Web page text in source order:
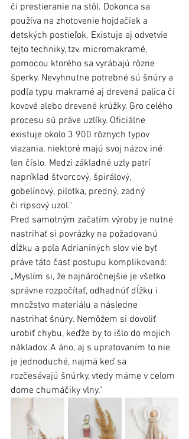
či prestieranie na stôl. Dokonca sa
používa na zhotovenie hojdačiek a
detských postieľok. Existuje aj odvetvie
tejto techniky, tzv. micromakramé,
pomocou ktorého sa vyrábajú rôzne
šperky. Nevyhnutne potrebné sú šnúry a
podľa typu makramé aj drevená palica či
kovové alebo drevené krúžky. Gro celého
procesu sú práve uzlíky. Oficiálne
existuje okolo 3 900 rôznych typov
viazania, niektoré majú svoj názov, iné
len číslo. Medzi základné uzly patrí
napríklad štvorcový, špirálový,
gobelínový, pilotka, predný, zadný
či ripsový uzol."
Pred samotným začatím výroby je nutné
nastrihať si povrázky na požadovanú
dĺžku a poľa Adrianiných slov vie byť
práve táto časť postupu komplikovaná:
„Myslím si, že najnáročnejšie je všetko
správne rozpočítať, odhadnúť dĺžku i
množstvo materiálu a následne
nastrihať šnúry. Nemôžem si dovoliť
urobiť chybu, keďže by to išlo do mojich
nákladov. A áno, aj s upratovaním to nie
je jednoduché, najmä keď sa
rozčesávajú šnúrky, vtedy máme v celom
dome chumáčiky vlny.“